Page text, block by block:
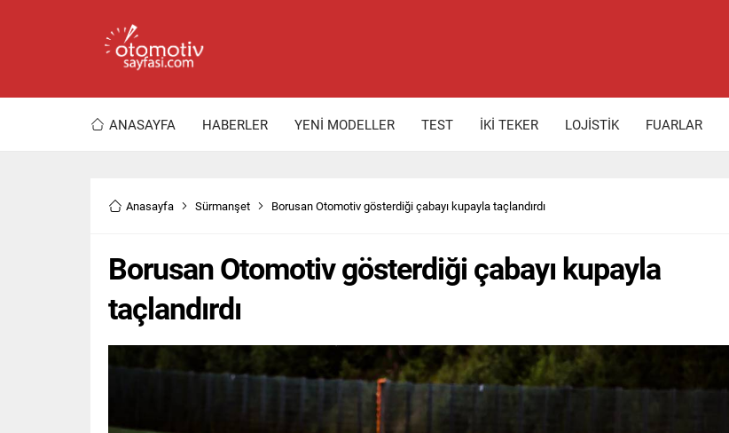
ANASAYFA HABERLER YENİ MODELLER TEST İKİ TEKER LOJİSTİK FUARLAR
Anasayfa Sürmanşet Borusan Otomotiv gösterdiği çabayı kupayla taçlandırdı
Borusan Otomotiv gösterdiği çabayı kupayla
taçlandırdı